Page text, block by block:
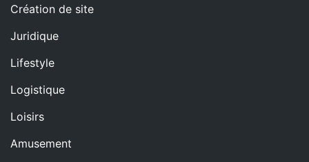
Création de site
Juridique
Lifestyle
Logistique
Loisirs
Amusement